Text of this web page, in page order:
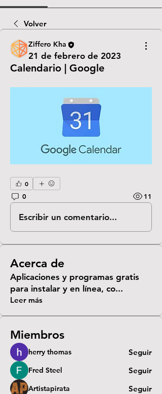
Volver
Ziffero Kha
21 de febrero de 2023
Calendario | Google
0
0
11
Escribir un comentario...
Acerca de
Aplicaciones y programas gratis
para instalar y en línea, co...
Leer más
Miembros
herry thomas Seguir
Fred Steel Seguir
Artistapirata Seguir